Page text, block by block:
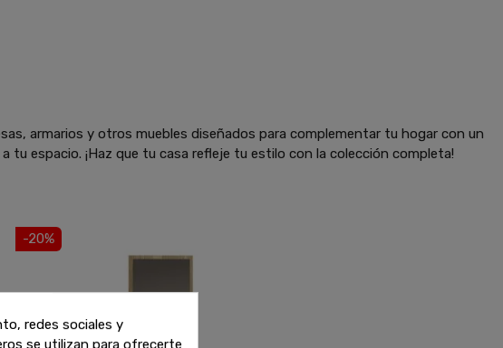
armarios y otros muebles diseñados para complementar tu hogar con un
espacio. ¡Haz que tu casa refleje tu estilo con la colección completa!
-20%
redes sociales y
se utilizan para ofrecerte